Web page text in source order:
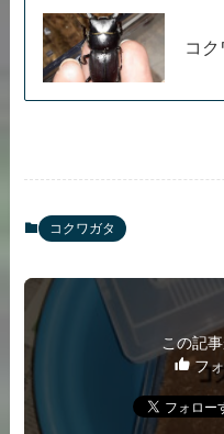
コ
コクワガタ
この記
フ